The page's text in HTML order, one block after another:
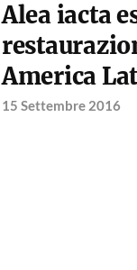
Alea iacta
America
15 Settembre 2016